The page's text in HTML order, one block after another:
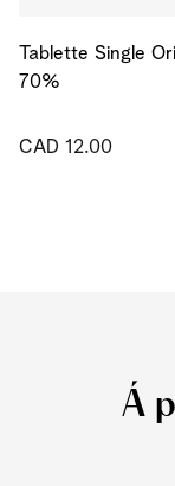
Tablette Single
70%
CAD 12.00
Á